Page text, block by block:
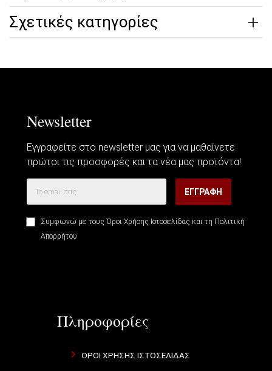
Σχετικές κατηγορίες
Newsletter
Εγγραφείτε στο newsletter μας για να μαθαίνετε
πρώτοι τις προσφορές και τα νέα μας προϊόντα!
ΕΓΓΡΑΦΉ
Συμφωνώ με τους Όροι Χρήσης Ιστοσελίδας και τη Πολιτική
Απορρήτου
Πληροφορίες
ΌΡΟΙ ΧΡΉΣΗΣ ΙΣΤΟΣΕΛΊΔΑΣ